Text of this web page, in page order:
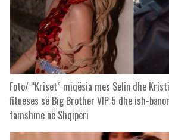
Foto/ “Kriset” miqësia mes Selin dhe
fitueses së Big Brother VIP 5 dhe ish-
famshme në Shqipëri